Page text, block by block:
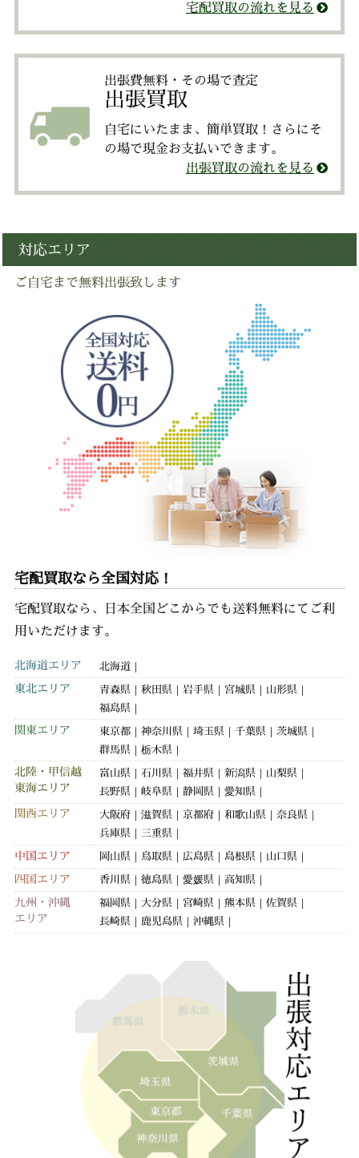
宅配買取の流れを見る
出張費無料・その場で査定
出張買取
自宅にいたまま、簡単買取！さらにそ
の場で現金お支払いできます。
出張買取の流れを見る
対応エリア
ご自宅まで無料出張致します
宅配買取なら全国対応！
宅配買取なら、日本全国どこからでも送料無料にてご利
用いただけます。
北海道エリア 北海道
東北エリア 青森県 秋田県 岩手県 宮城県
山形県
福島県
関東エリア 東京都 神奈川県 埼玉県 千葉県
茨城県
群馬県
栃木県
北陸・甲信越
東海エリア
富山県 石川県 福井県 新潟県
山梨県
長野県
岐阜県 静岡県 愛知県
関西エリア 大阪府 滋賀県 京都府 和歌山県
奈良県
兵庫県
三重県
中国エリア 岡山県 鳥取県 広島県 島根県 山口県
四国エリア 香川県 徳島県 愛媛県 高知県
九州・沖縄
エリア
福岡県 大分県 宮崎県 熊本県
佐賀県
長崎県
鹿児島県 沖縄県